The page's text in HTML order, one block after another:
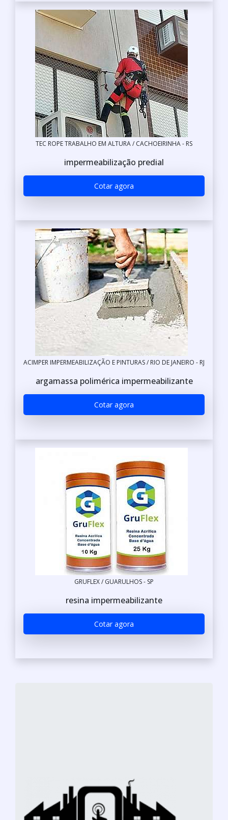
TEC ROPE TRABALHO EM ALTURA / CACHOEIRINHA - RS
impermeabilização predial
Cotar agora
ACIMPER IMPERMEABILIZAÇÃO E PINTURAS / RIO DE JANEIRO - RJ
argamassa polimérica impermeabilizante
Cotar agora
GRUFLEX / GUARULHOS - SP
resina impermeabilizante
Cotar agora